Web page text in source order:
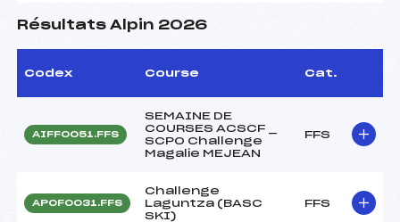
Résultats Alpin 2026
Codex Course Cat.
AIFF0051.FFS
SEMAINE DE
COURSES ACSCF _
SCPO Challenge
Magalie MEJEAN
FFS
APOF0031.FFS
Challenge
Laguntza (BASC
SKI)
FFS